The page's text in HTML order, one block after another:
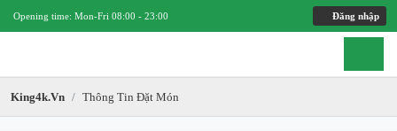
Opening time: Mon-Fri 08:00 - 23:00 Đăng nhập
King4k.vn Thông Tin Đặt Món